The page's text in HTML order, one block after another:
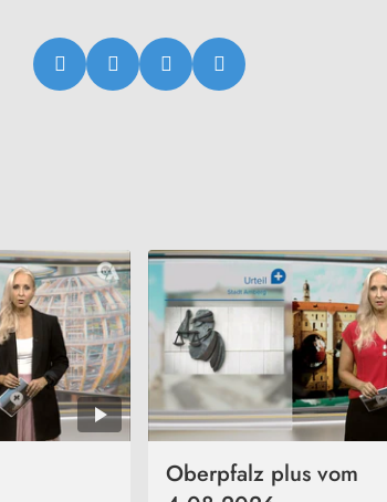
Oberpfalz plus vom